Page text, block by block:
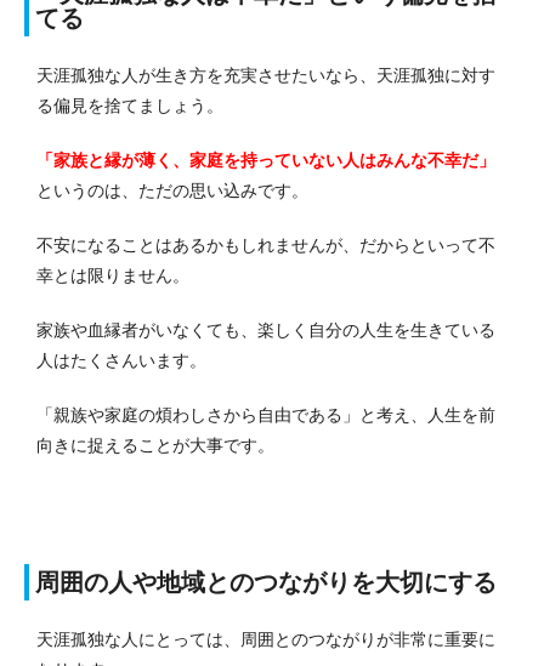
てる
天涯孤独な人が生き方を充実させたいなら、天涯孤独に対す
る偏見を捨てましょう。
「家族と縁が薄く、家庭を持っていない人はみんな不幸だ」
というのは、ただの思い込みです。
不安になることはあるかもしれませんが、だからといって不
幸とは限りません。
家族や血縁者がいなくても、楽しく自分の人生を生きている
人はたくさんいます。
「親族や家庭の煩わしさから自由である」と考え、人生を前
向きに捉えることが大事です。
周囲の人や地域とのつながりを大切にする
天涯孤独な人にとっては、周囲とのつながりが非常に重要に